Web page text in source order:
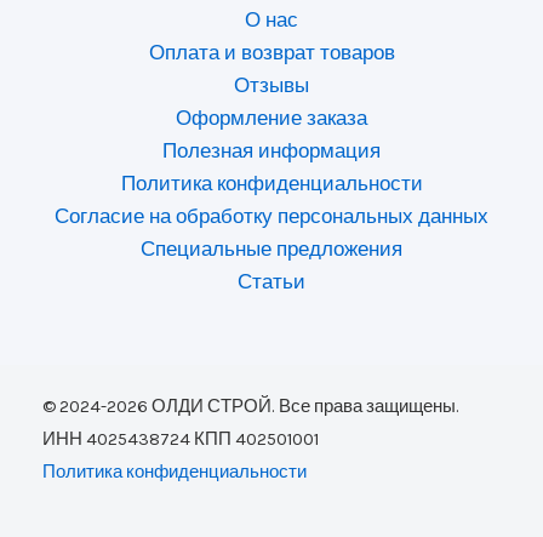
О нас
Оплата и возврат товаров
Отзывы
Оформление заказа
Полезная информация
Политика конфиденциальности
Согласие на обработку персональных данных
Специальные предложения
Статьи
© 2024-2026 ОЛДИ СТРОЙ. Все права защищены.
ИНН 4025438724 КПП 402501001
Политика конфиденциальности